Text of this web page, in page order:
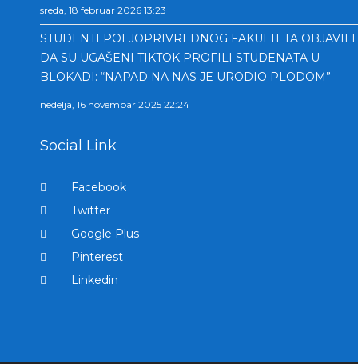
sreda, 18 februar 2026 13:23
STUDENTI POLJOPRIVREDNOG FAKULTETA OBJAVILI
DA SU UGAŠENI TIKTOK PROFILI STUDENATA U
BLOKADI: “NAPAD NA NAS JE URODIO PLODOM”
nedelja, 16 novembar 2025 22:24
Social Link
Facebook
Twitter
Google Plus
Pinterest
Linkedin